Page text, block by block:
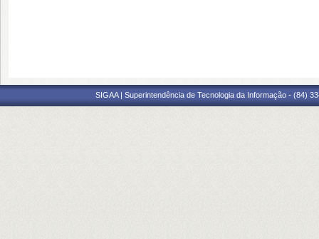
SIGAA | Superintendência de Tecnologia da Informação - (84)